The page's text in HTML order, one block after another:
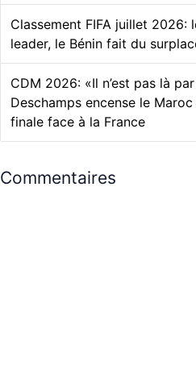
Classement FIFA juillet 2026:
leader, le Bénin fait du
CDM 2026: «Il n’est pas là
Deschamps encense le
finale face à la France
Commentaires